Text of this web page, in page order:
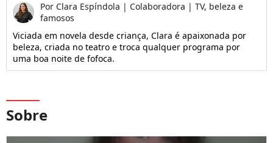
Por Clara Espíndola | Colaboradora | TV, beleza e
famosos
Viciada em novela desde criança, Clara é apaixonada por
beleza, criada no teatro e troca qualquer programa por
uma boa noite de fofoca.
Sobre